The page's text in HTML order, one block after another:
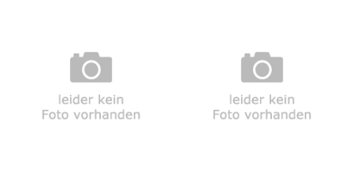
Tischkultur
Trocken-/Backfrüchte